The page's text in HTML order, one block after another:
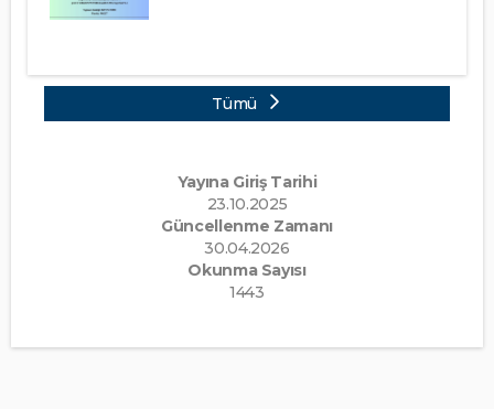
Tümü
Yayına Giriş Tarihi
23.10.2025
Güncellenme Zamanı
30.04.2026
Okunma Sayısı
1443